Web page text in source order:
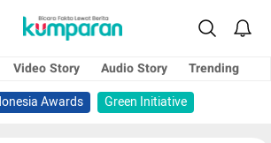
Video Story Audio Story
Trending
Awards
Green Initiative